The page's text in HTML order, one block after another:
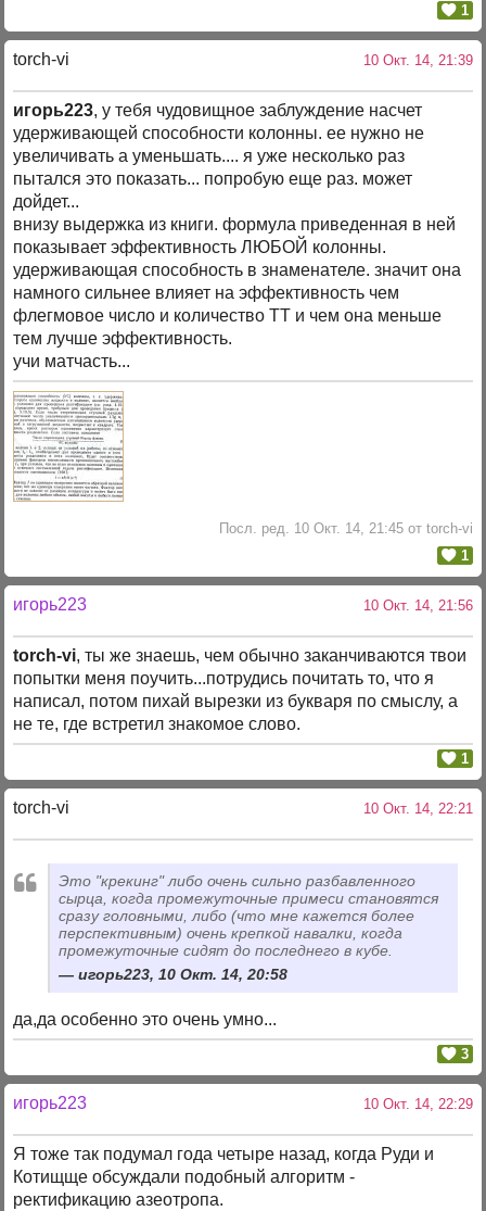
1
torch-vi 10 Окт. 14, 21:39
игорь223, у тебя чудовищное заблуждение насчет
удерживающей способности колонны. ее нужно не
увеличивать а уменьшать.... я уже несколько раз
пытался это показать... попробую еще раз. может
дойдет...
внизу выдержка из книги. формула приведенная в ней
показывает эффективность ЛЮБОЙ колонны.
удерживающая способность в знаменателе. значит она
намного сильнее влияет на эффективность чем
флегмовое число и количество ТТ и чем она меньше
тем лучше эффективность.
учи матчасть...
Посл. ред. 10 Окт. 14, 21:45 от torch-vi
1
игорь223 10 Окт. 14, 21:56
torch-vi, ты же знаешь, чем обычно заканчиваются твои
попытки меня поучить...потрудись почитать то, что я
написал, потом пихай вырезки из букваря по смыслу, а
не те, где встретил знакомое слово.
1
torch-vi 10 Окт. 14, 22:21
Это "крекинг" либо очень сильно разбавленного
сырца, когда промежуточные примеси становятся
сразу головными, либо (что мне кажется более
перспективным) очень крепкой навалки, когда
промежуточные сидят до последнего в кубе.
игорь223, 10 Окт. 14, 20:58
да,да особенно это очень умно...
3
игорь223 10 Окт. 14, 22:29
Я тоже так подумал года четыре назад, когда Руди и
Котищще обсуждали подобный алгоритм -
ректификацию азеотропа.